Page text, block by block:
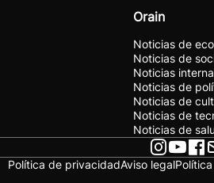
Orain
Noticias de
Noticias de
Noticias
Noticias de
Noticias de
Noticias de
Noticias de
Política de privacidadAviso legal